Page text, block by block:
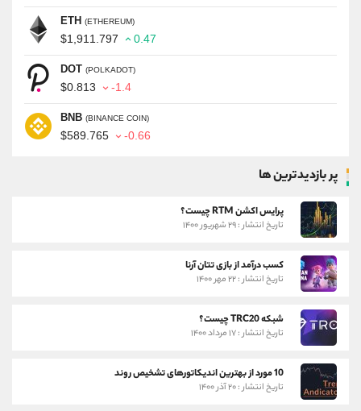
ETH (ETHEREUM)
$1,911.797 0.47
DOT (POLKADOT)
$0.813 -1.4
BNB (BINANCE COIN)
$589.765 -0.66
پر بازدیدترین ها
پرایس اکشن RTM چیست؟
تاریخ انتشار : ۲۹ شهریور ۱۴۰۰
کسب درآمد از بازی تتان آرنا
تاریخ انتشار : ۲۲ مهر ۱۴۰۰
شبکه TRC20 چیست؟
تاریخ انتشار : ۱۷ مرداد ۱۴۰۰
10 مورد از بهترین اندیکاتورهای تشخیص روند
تاریخ انتشار : ۲۰ آذر ۱۴۰۰